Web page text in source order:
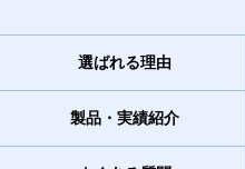
選ばれる理由
製品・実績紹介